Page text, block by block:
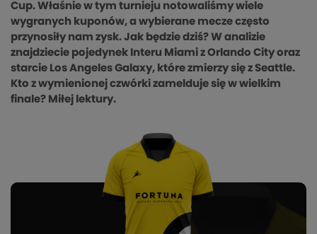
Cup. Właśnie w tym turnieju notowaliśmy wiele
wygranych kuponów, a wybierane mecze często
przynosiły nam zysk. Jak będzie dziś? W analizie
znajdziecie pojedynek Interu Miami z Orlando City oraz
starcie Los Angeles Galaxy, które zmierzy się z Seattle.
Kto z wymienionej czwórki zamelduje się w wielkim
finale? Miłej lektury.